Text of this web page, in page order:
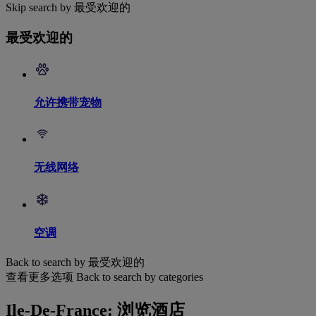
Skip search by 最受欢迎的
最受欢迎的
允许携带宠物
无线网络
空调
Back to search by 最受欢迎的
查看更多选项 Back to search by categories
Ile-De-France: 浏览酒店